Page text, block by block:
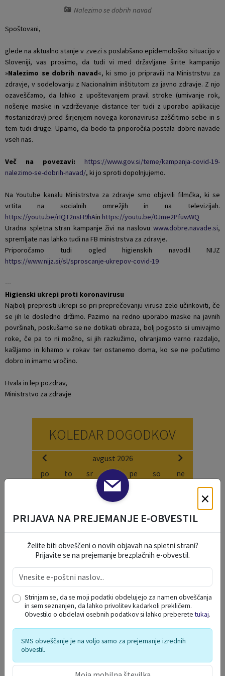
Nalezimo se dobrih navad
Spoštovani,
glede na aktualno stanje v zvezi s poslabšano epidemološko situacijo v
Sloveniji, vas prosimo, da tudi vi med državljane širite kampanijo
»Nalezimo se dobrih navad«, ki smo jo pripravili na Ministrstvu za
zdravje, v sodelovanju z Nacionalnim inštitutom za javno zdravje. Z njo
ozaveščamo, da lahko z upoštevanjem pravil stroke (umivanje rok,
nošenje maske in vzdrževanje distance ter tudi z uporabo aplikacije
#ostanizdrav) pred širjenjem novega koronavirusa zaščitimo sebe in s
tem tudi druge. Upamo, da bodo ta priporočila postala dobre navade
vseh nas.
Več na povezavi: https://www.gov.si/teme/kampanja-covid-19-
nalezimo-se-dobrih-navad/, ki jo sproti dopolnjujemo.
Na Youtube kanalu Ministrstva za zdravje smo objavili filmčka, ki se
vrtita na socialnih omrežjih in na televizijah.
https://youtu.be/rIQT2nsH9hAin https://youtu.be/0Jme2PfuwWQ
Uradna spletna stran kampanje živi na naslovu www.dobre.navade.si,
spremljate nas lahko tudi na FB ministrstva za zdravje.
Priporočamo tudi ogled higienskih navodil NIJZ
https://www.nijz.si/sl/sproscanje-ukrepov-covid-19
---
Higienski ukrepi proti koronavirusu
Najbolj preprosti ukrepi so pri preprečevanju virusa zelo učinkoviti, če
se jih le dosledno držimo. Pazimo na redno uporabo maske na javnih
površinah, poskušamo se ne dotikati obraza, bolj pogosto si umivajmo
roke, če pa to ni možno, si jih razkužimo, ohranjamo varno razdaljo,
kašljamo in kihamo v rokav ter ostanemo doma, ko se ne počutimo
dobro in imamo vročino.
Hvala in lep pozdrav,
Ministrstvo za zdravje
KOLEDAR DOGODKOV
avgust 2026
po
to sr če pe so ne
30
6
10
11 12 13 14 15
16
17
18 19 20 21 22
23
24
25 26 27 28 29
30
31
1 2 3 4 5 6
NAŠE OKO
Varstvo osebnih podatkov
Temeljni akti občine
Občinski predpisi
Strateški dokumenti
Katalog informacij javnega značaja
Naše OKO
Proračun občine
Lokalne volitve
×
PRIJAVA NA PREJEMANJE E-OBVESTIL
Želite biti obveščeni o novih objavah na spletni strani?
Prijavite se na prejemanje brezplačnih e-obvestil.
Strinjam se, da se moji podatki obdelujejo za namen obveščanja
in sem seznanjen, da lahko privolitev kadarkoli prekličem.
Obvestilo o obdelavi osebnih podatkov si lahko preberetetukaj.
SMS obveščanje je na voljo samo za prejemanje izrednih
obvestil.